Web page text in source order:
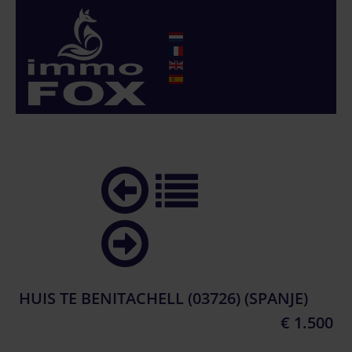
HUIS TE BENITACHELL (03726) (SPANJE)
€ 1.500